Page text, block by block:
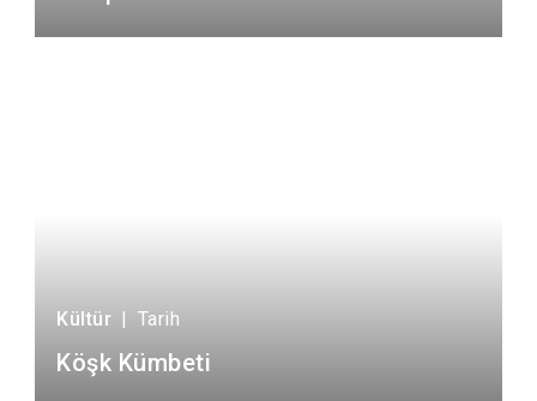
Kültür | Tarih
Köşk Kümbeti